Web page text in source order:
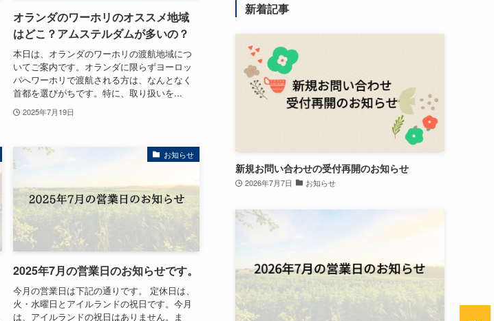
オランダのワーホリのオススメ地域
はどこ？アムステルダムが多いの？
本日は、オランダのワーホリの渡航地域につ
いてご案内です。オランダに限らずヨーロッ
パへワーホリで渡航される方は、なんとなく
首都を選びがちです。特に、取り扱いを...
2025年7月19日
お知らせ
2025年7月の営業日のお知らせです。
今月の営業日は下記の通りです。 定休日は、
火・水曜日とアイルランドの祝日です。今月
は、アイルランドの祝日はありません。ま
新着記事
新規お問い合わせの受付再開のお知らせ
2026年7月7日 お知らせ